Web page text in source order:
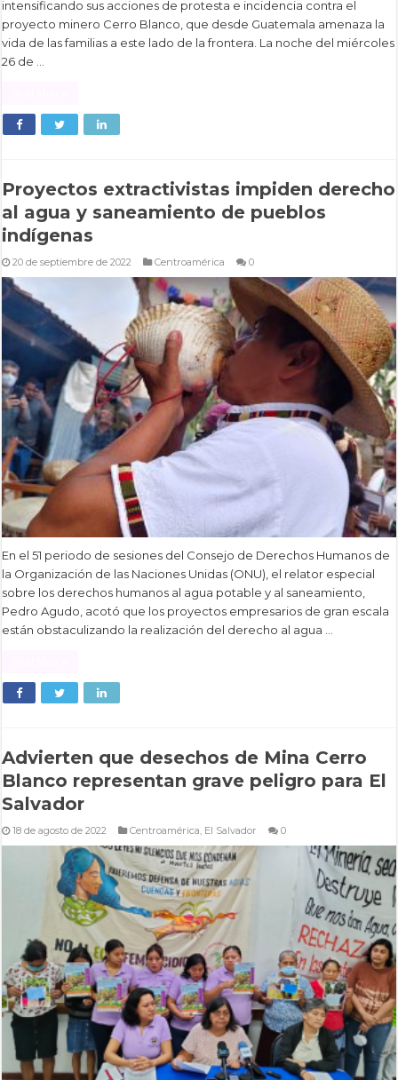
intensificando sus acciones de protesta e incidencia contra el
proyecto minero Cerro Blanco, que desde Guatemala amenaza la
vida de las familias a este lado de la frontera. La noche del miércoles
26 de …
Proyectos extractivistas impiden derecho
al agua y saneamiento de pueblos
indígenas
20 de septiembre de 2022 Centroamérica 0
En el 51 periodo de sesiones del Consejo de Derechos Humanos de
la Organización de las Naciones Unidas (ONU), el relator especial
sobre los derechos humanos al agua potable y al saneamiento,
Pedro Agudo, acotó que los proyectos empresarios de gran escala
están obstaculizando la realización del derecho al agua …
Advierten que desechos de Mina Cerro
Blanco representan grave peligro para El
Salvador
18 de agosto de 2022 Centroamérica, El Salvador 0